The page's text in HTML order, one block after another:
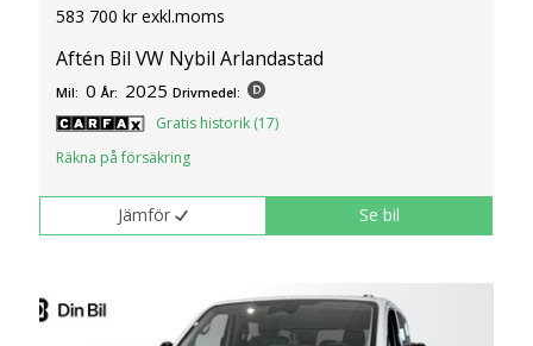
583 700 kr exkl.moms
Aftén Bil VW Nybil Arlandastad
Mil: 0 År: 2025 Drivmedel:
Gratis historik (17)
Räkna på försäkring
Jämför Se bil